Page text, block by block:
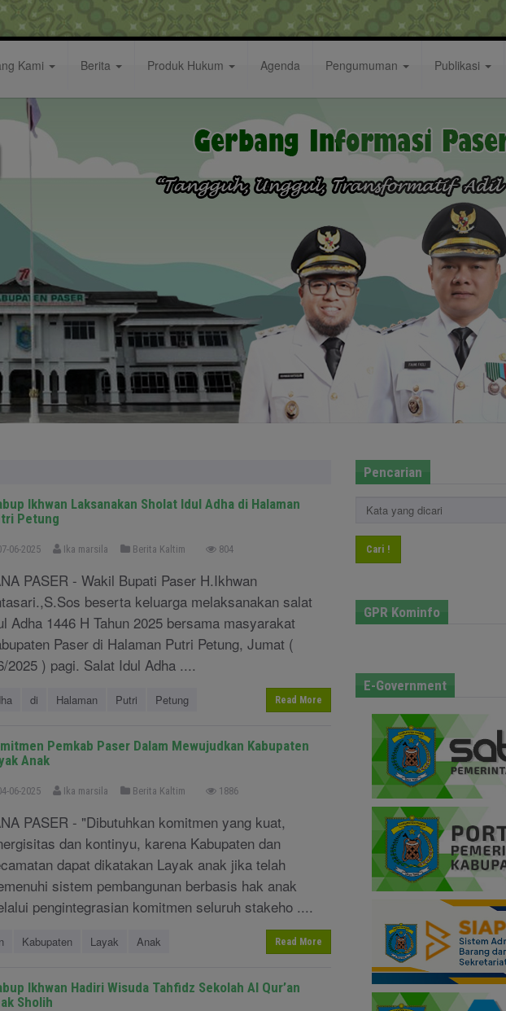
Kami Berita Produk Hukum Agenda Pengumuman Publikasi
Ikhwan Laksanakan Sholat Idul Adha di Halaman
Petung
06-2025 Ika marsila Berita Kaltim 804
PASER - Wakil Bupati Paser H.Ikhwan
beserta keluarga melaksanakan salat
Adha 1446 H Tahun 2025 bersama masyarakat
Paser di Halaman Putri Petung, Jumat (
2025 ) pagi. Salat Idul Adha ....
di Halaman Putri Petung Read More
Pemkab Paser Dalam Mewujudkan Kabupaten
Anak
06-2025 Ika marsila Berita Kaltim 1886
PASER - "Dibutuhkan komitmen yang kuat,
dan kontinyu, karena Kabupaten dan
dapat dikatakan Layak anak jika telah
sistem pembangunan berbasis hak anak
pengintegrasian komitmen seluruh stakeho ....
Kabupaten Layak Anak Read More
Ikhwan Hadiri Wisuda Tahfidz Sekolah Al Qur’an
Sholih
Pencarian
Cari !
GPR Kominfo
E-Government